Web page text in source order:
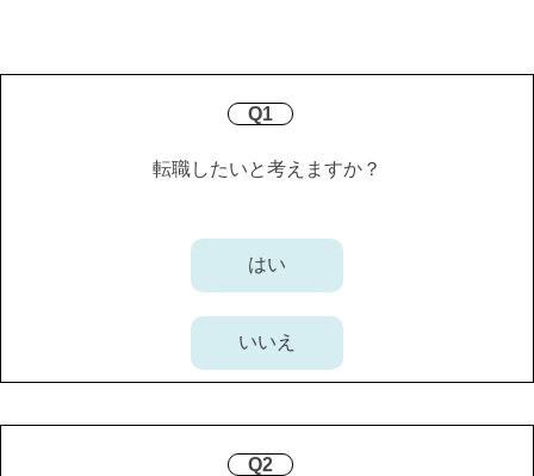
Q1
転職したいと考えますか？
はい
いいえ
Q2